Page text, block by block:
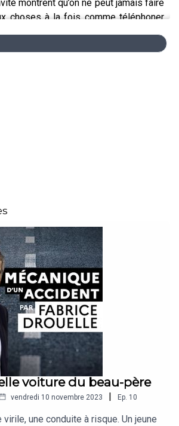
montrent qu’on ne peut jamais faire
choses à la fois comme téléphoner
voiture du beau-père
vendredi 10 novembre 2023 | Ep. 10
virile, une conduite à risque. Un jeune